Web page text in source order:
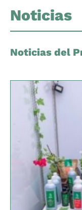
Noticias
Noticias del